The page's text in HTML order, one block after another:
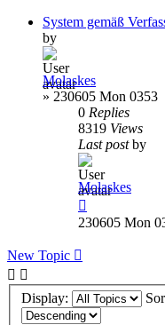
System gemäß
by
Molaskes
» 230605 Mon 0353
0 Replies
8319 Views
Last postby
Molaskes
230605 Mon
New Topic
Display: